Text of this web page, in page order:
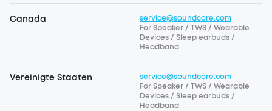
Canada
service@soundcore.com
For Speaker / TWS / Wearable
Devices / Sleep earbuds /
Headband
Vereinigte Staaten
service@soundcore.com
For Speaker / TWS / Wearable
Devices / Sleep earbuds /
Headband